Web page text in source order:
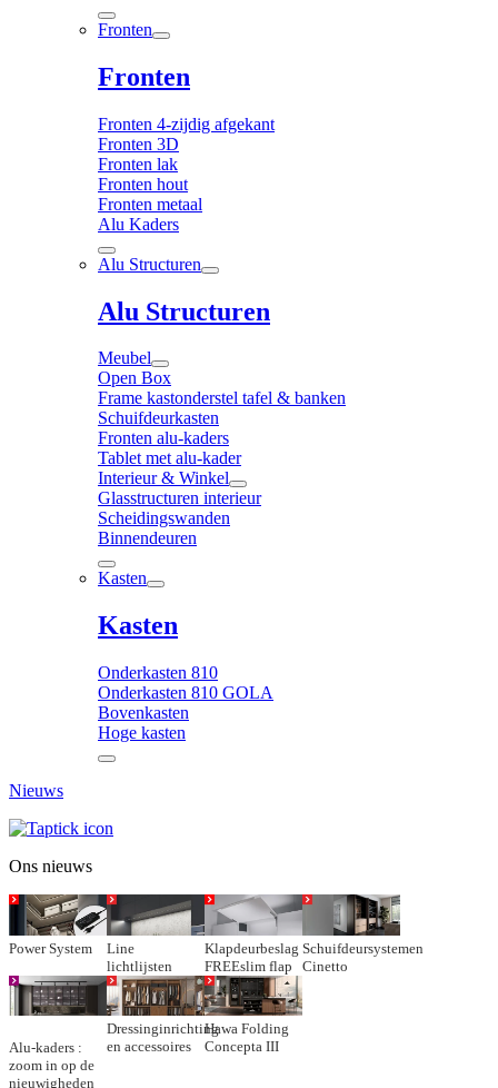
Fronten
Fronten
Fronten 4-zijdig afgekant
Fronten 3D
Fronten lak
Fronten hout
Fronten metaal
Alu Kaders
Alu Structuren
Alu Structuren
Meubel
Open Box
Frame kastonderstel tafel & banken
Schuifdeurkasten
Fronten alu-kaders
Tablet met alu-kader
Interieur & Winkel
Glasstructuren interieur
Scheidingswanden
Binnendeuren
Kasten
Kasten
Onderkasten 810
Onderkasten 810 GOLA
Bovenkasten
Hoge kasten
Nieuws
Ons nieuws
Power System
Line
lichtlijsten
Klapdeurbeslag
FREEslim flap
Schuifdeursystemen
Cinetto
Alu-kaders :
zoom in op de
nieuwigheden
Dressinginrichting
en accessoires
Hawa Folding
Concepta III